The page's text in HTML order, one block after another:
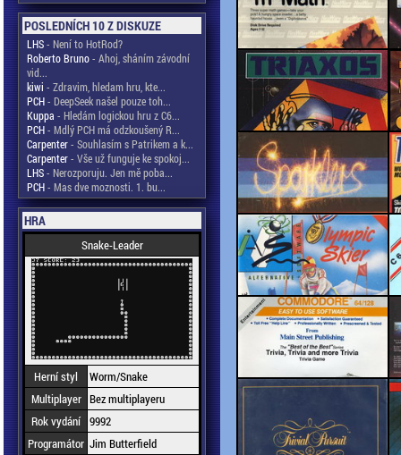
POSLEDNÍCH 10 Z DISKUZE
LHS- Není to HotRod?
Roberto Bruno- Ahoj, sháním závodní
vid...
kiwi - Zdravim, hledam hru, kte...
PCH- DeepSeek našel pouze toh...
Kuppa - Hledám logickou hru z C6...
PCH- Mdlý PCH má odzkoušený R...
Carpenter- Souhlasím s Patrikem a k...
Carpenter- Vše už funguje ke spokoj...
LHS- Nerozporuju. Jen mě poba...
PCH- Mas dve moznosti. 1. bu...
HRA
Snake-Leader
Herní styl
Worm/Snake
Multiplayer Bez multiplayeru
Rok vydání 9992
Programátor Jim Butterfield